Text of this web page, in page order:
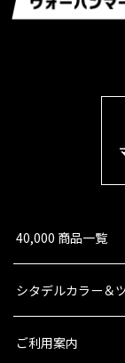
40,000 商品一覧
シタデルカラー＆
ご利用案内